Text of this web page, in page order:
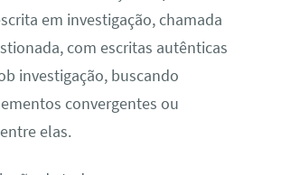
em investigação, chamada
com escritas autênticas
investigação, buscando
convergentes ou
elas.